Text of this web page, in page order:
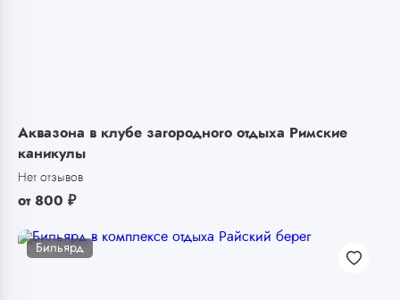
Аквазона в клубе загородного отдыха Римские
каникулы
Нет отзывов
от 800 ₽
Бильярд